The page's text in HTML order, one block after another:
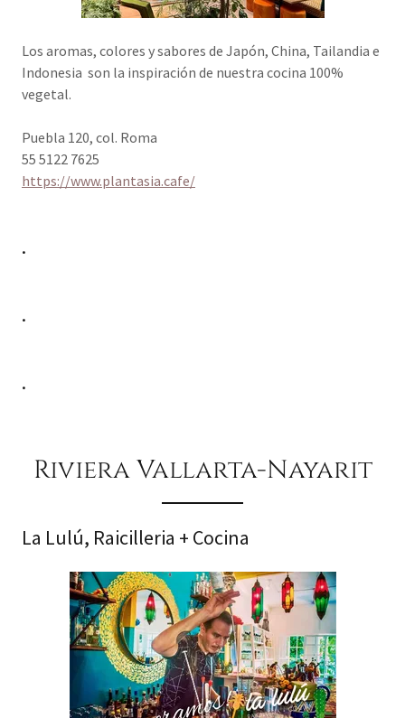
Los aromas, colores y sabores de Japón, China, Tailandia e
Indonesia son la inspiración de nuestra cocina 100%
vegetal.
Puebla 120, col. Roma
55 5122 7625
https://www.plantasia.cafe/
.
.
.
Riviera Vallarta-Nayarit
La Lulú, Raicilleria + Cocina